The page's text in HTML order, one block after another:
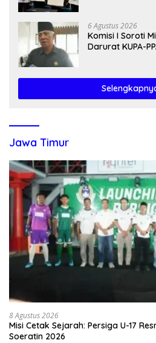
6 Agustus 2026
Komisi I Soroti
Darurat KUPA-
Jawa Timur
8 Agustus 2026
Misi Cetak Sejarah: Persiga U-17
Soeratin 2026